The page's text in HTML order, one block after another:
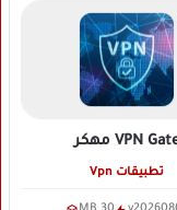
VPN مهكر
تطبيقات Vpn